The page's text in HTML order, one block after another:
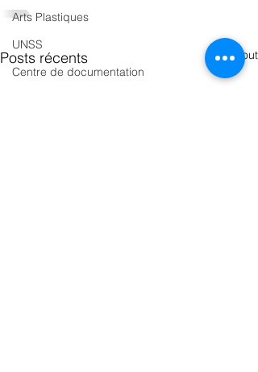
Arts Plastiques
UNSS
Centre de documentation
Posts récents Voir tout